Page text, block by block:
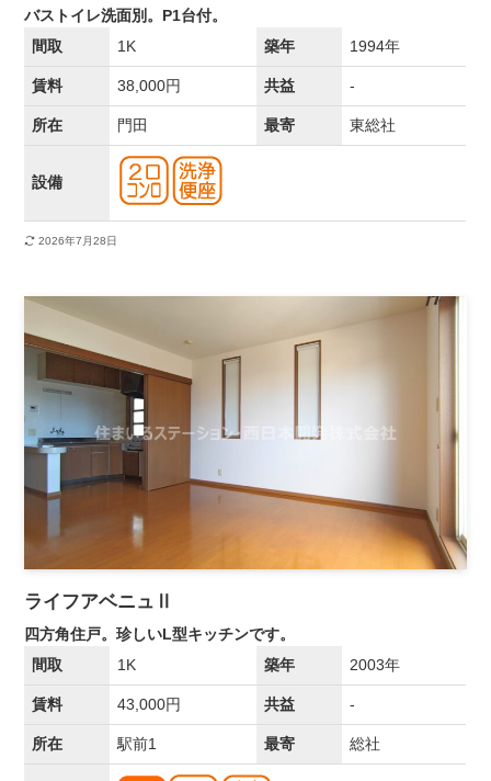
バストイレ洗面別。P1台付。
間取
1K 築年 1994年
賃料 38,000円 共益 -
所在 門田 最寄 東総社
設備
2026年7月28日
ライフアベニュⅡ
四方角住戸。珍しいL型キッチンです。
間取
1K 築年 2003年
賃料 43,000円 共益 -
所在 駅前1 最寄 総社